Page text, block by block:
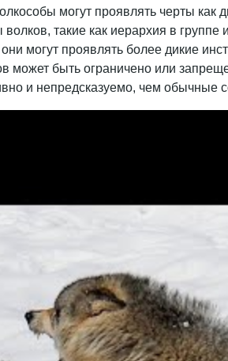
могут проявлять черты как
такие как иерархия в группе
могут проявлять более дикие
может быть ограничено или
и непредсказуемо, чем обычные